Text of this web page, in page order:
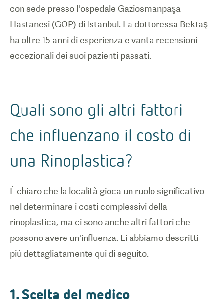
con sede presso l'ospedale Gaziosmanpaşa
Hastanesi (GOP) di Istanbul. La dottoressa Bektaş
ha oltre 15 anni di esperienza e vanta recensioni
eccezionali dei suoi pazienti passati.
Quali sono gli altri fattori
che influenzano il costo di
una Rinoplastica?
È chiaro che la località gioca un ruolo significativo
nel determinare i costi complessivi della
rinoplastica, ma ci sono anche altri fattori che
possono avere un'influenza. Li abbiamo descritti
più dettagliatamente qui di seguito.
1. Scelta del medico